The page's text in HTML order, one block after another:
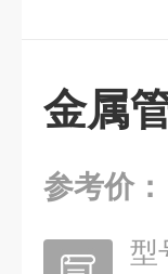
金属
参考价：
型